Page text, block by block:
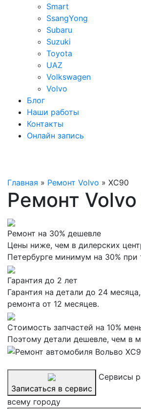
Smart
SsangYong
Subaru
Suzuki
Toyota
UAZ
Volkswagen
Volvo
Блог
Наши работы
Контакты
Онлайн запись
Главная » Ремонт Volvo » XC90
Ремонт Volvo
Ремонт на 30% дешевле
Цены ниже, чем в дилерских
Петербурге минимум на 30% при
Гарантия до 2 лет
Гарантия на детали до 24
ремонта от 12 месяцев.
Стоимость запчастей на 10%
Поэтому детали дешевле, чем в
Записаться в сервис
Сервисы
всему городу